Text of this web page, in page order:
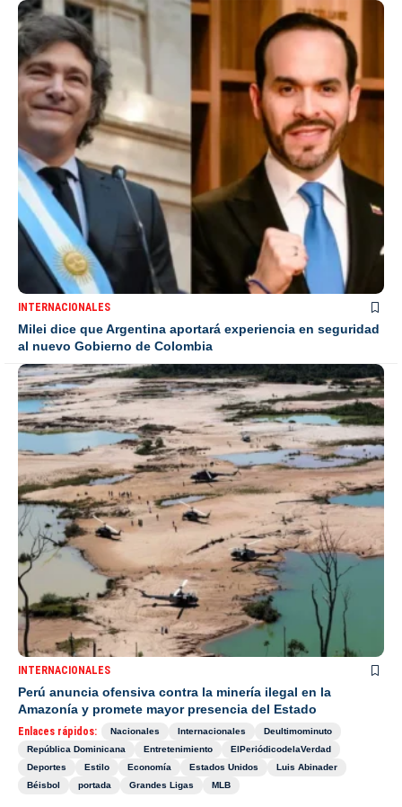
INTERNACIONALES
Milei dice que Argentina aportará experiencia en seguridad
al nuevo Gobierno de Colombia
INTERNACIONALES
Perú anuncia ofensiva contra la minería ilegal en la
Amazonía y promete mayor presencia del Estado
Enlaces rápidos: Nacionales Internacionales
Deultimominuto
República Dominicana
Entretenimiento
ElPeriódicodelaVerdad
Deportes
Estilo Economía Estados Unidos
Luis Abinader
Béisbol
portada Grandes Ligas MLB